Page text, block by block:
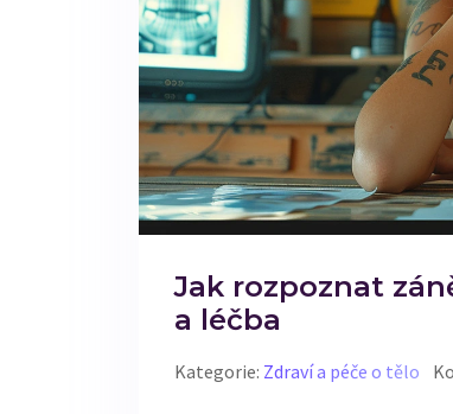
Jak rozpoznat
a léčba
Kategorie: Zdraví a péče o tělo